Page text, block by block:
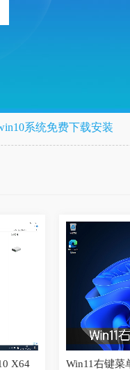
系统免费下载安装
X64
Win11右键菜